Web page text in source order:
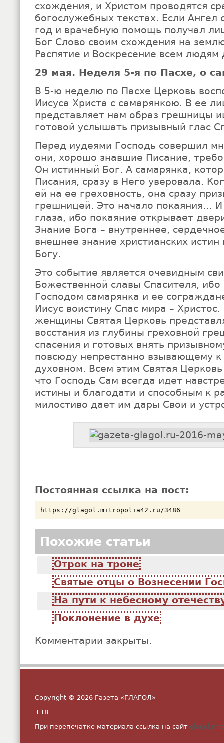
схождения, и Христом проводятся
богослужебных текстах. Если Ангел
год и врачебную помощь получал
Бог Слово своим схождения на
Распятие и Воскресение всем
29 мая. Неделя 5-я по Пасхе, о
В 5-ю неделю по Пасхе Церковь
Иисуса Христа с самарянкою. В ее
представляет нам образ грешницы
готовой услышать призывный глас
Перед иудеями Господь совершил
они, хорошо знавшие Писание,
Он истинный Бог. А самарянка,
Писания, сразу в Него уверовала.
ей на ее греховность, она сразу
грешницей. Это начало покаяния…
глаза, ибо покаяние открывает
Знание Бога – внутреннее,
внешнее знание христианских
Богу.
Это событие является очевидным
Божественной славы Спасителя,
Господом самарянка и ее
Иисус воистину Спас мира –
женщины Святая Церковь
восстания из глубины греховной
спасения и готовых внять
повсюду непрестанно взывающему к
духовном. Всем этим Святая
что Господь Сам всегда идет
истины и благодати и способным к
милостиво дает им дары Свои и
Постоянная ссылка на пост:
Похожие статьи
Отрок на троне
Святые отцы о Вознесении
На пути к небесному
Поклонение в духе
Комментарии закрыты.
Copyright © 2026 Газета «ГЛАГОЛ»
+18
При перепечатке материала ссылка на сайт